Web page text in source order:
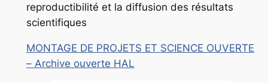
reproductibilité et la diffusion des résultats
scientifiques
MONTAGE DE PROJETS ET SCIENCE OUVERTE
– Archive ouverte HAL